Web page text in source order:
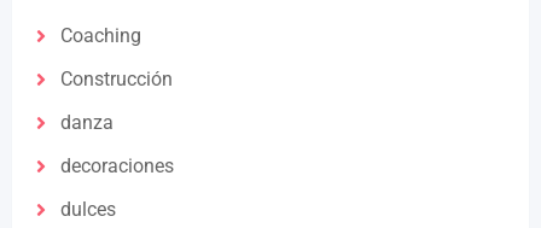
Coaching
Construcción
danza
decoraciones
dulces